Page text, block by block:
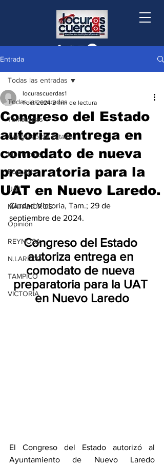
Entrada
Todas las entradas
Tamaulipas
Congreso de Estado
Municipios
Podcast
UAT
MATAMOROS
Opinión
REYNOSA
N.LAREDO
TAMPICO
VICTORIA
Todas las entradas
Congreso del Estado
autoriza entrega en
comodato de nueva
preparatoria para la
UAT en Nuevo Laredo.
locurascuerdas1
1 oct 2024 2 min de lectura
Ciudad Victoria, Tam.; 29 de
septiembre de 2024.
Congreso del Estado
autoriza entrega en
comodato de nueva
preparatoria para la UAT
en Nuevo Laredo
El Congreso del Estado autorizó al
Ayuntamiento de Nuevo Laredo